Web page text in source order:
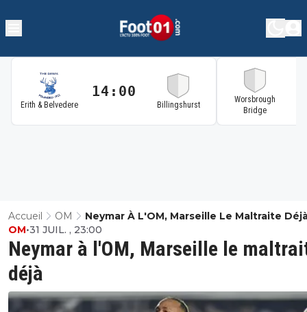
Erith & Belvedere
14:00
Billingshurst
Worsbrough
Bridge
Accueil OM Neymar À L'OM, Marseille Le Maltraite
Neymar à l'OM, Marseille le
déjà
OM•31 JUIL. , 23:00